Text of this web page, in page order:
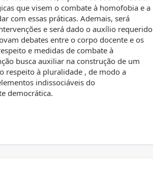
que visem o combate à homofobia e a
com essas práticas. Ademais, será
e será dado o auxílio requerido
debates entre o corpo docente e os
e medidas de combate à
busca auxiliar na construção de um
respeito à pluralidade , de modo a
indissociáveis do
democrática.